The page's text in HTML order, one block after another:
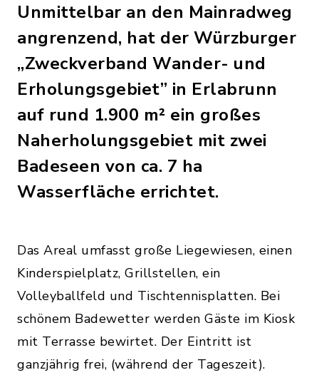
Unmittelbar an den Mainradweg
angrenzend, hat der Würzburger
„Zweckverband Wander- und
Erholungsgebiet” in Erlabrunn
auf rund 1.900 m² ein großes
Naherholungsgebiet mit zwei
Badeseen von ca. 7 ha
Wasserfläche errichtet.
Das Areal umfasst große Liegewiesen, einen
Kinderspielplatz, Grillstellen, ein
Volleyballfeld und Tischtennisplatten. Bei
schönem Badewetter werden Gäste im Kiosk
mit Terrasse bewirtet. Der Eintritt ist
ganzjährig frei, (während der Tageszeit).